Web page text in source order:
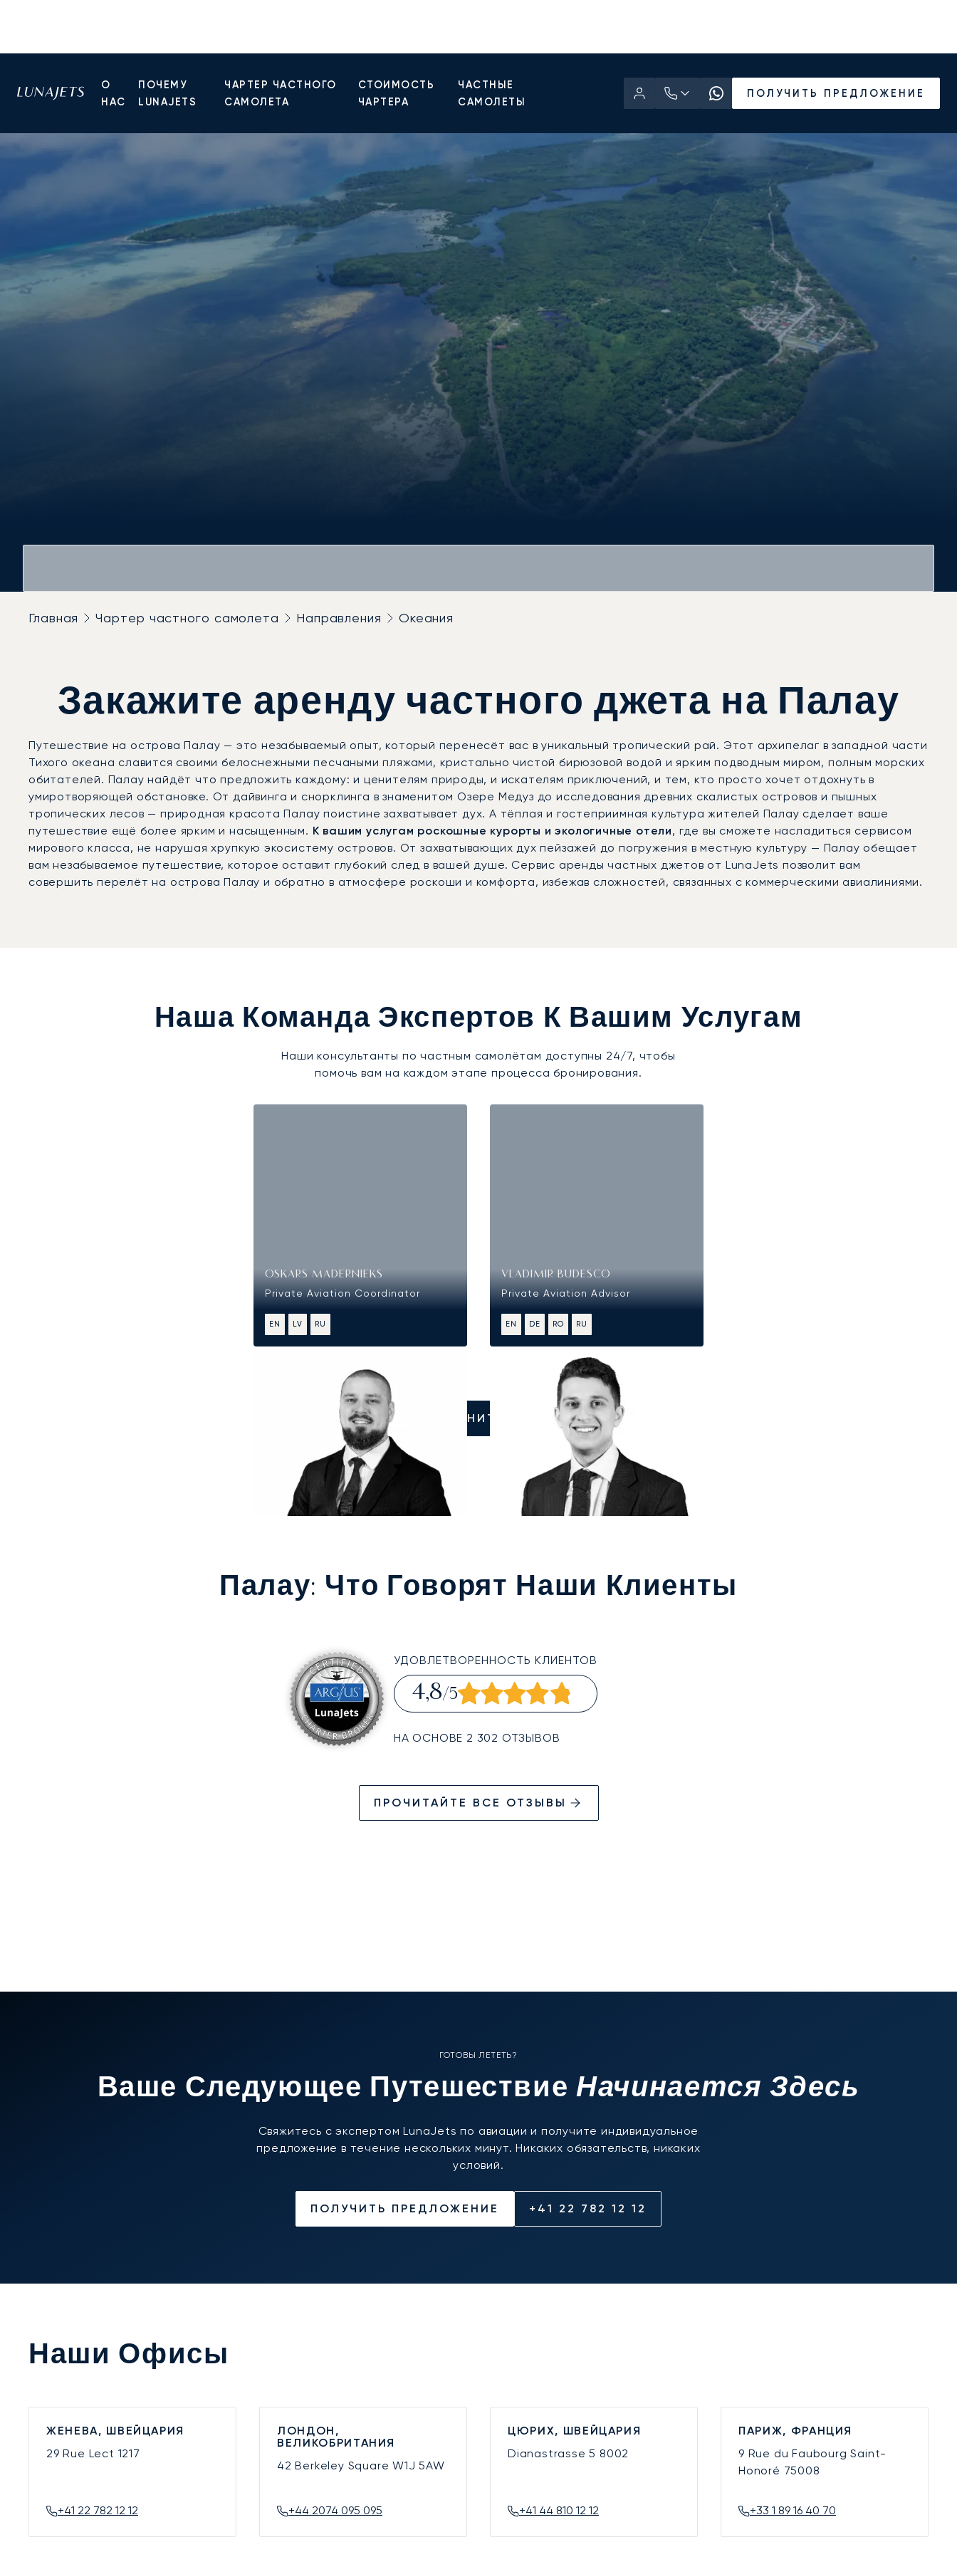
О
НАС
ПОЧЕМУ
LUNAJETS
ЧАРТЕР ЧАСТНОГО
САМОЛЕТА
СТОИМОСТЬ
ЧАРТЕРА
ЧАСТНЫЕ
САМОЛЕТЫ
ПОЛУЧИТЬ ПРЕДЛОЖЕНИЕ
Главная Чартер частного самолета Направления Океания
Закажите аренду частного джета на Палау
Путешествие на острова Палау — это незабываемый опыт, который перенесёт вас в уникальный тропический рай. Этот архипелаг в западной части
Тихого океана славится своими белоснежными песчаными пляжами, кристально чистой бирюзовой водой и ярким подводным миром, полным морских
обитателей. Палау найдёт что предложить каждому: и ценителям природы, и искателям приключений, и тем, кто просто хочет отдохнуть в
умиротворяющей обстановке. От дайвинга и снорклинга в знаменитом Озере Медуз до исследования древних скалистых островов и пышных
тропических лесов — природная красота Палау поистине захватывает дух. А тёплая и гостеприимная культура жителей Палау сделает ваше
путешествие ещё более ярким и насыщенным. К вашим услугам роскошные курорты и экологичные отели, где вы сможете насладиться сервисом
мирового класса, не нарушая хрупкую экосистему островов. От захватывающих дух пейзажей до погружения в местную культуру — Палау обещает
вам незабываемое путешествие, которое оставит глубокий след в вашей душе. Сервис аренды частных джетов от LunaJets позволит вам
совершить перелёт на острова Палау и обратно в атмосфере роскоши и комфорта, избежав сложностей, связанных с коммерческими авиалиниями.
Наша Команда Экспертов К Вашим Услугам
Наши консультанты по частным самолётам доступны 24/7, чтобы
помочь вам на каждом этапе процесса бронирования.
OSKARS MADERNIEKS
Private Aviation Coordinator
EN LV RU
VLADIMIR BUDESCO
Private Aviation Advisor
EN DE RO RU
ПОЗВОНИТЕ НАМ
Палау: Что Говорят Наши Клиенты
УДОВЛЕТВОРЕННОСТЬ КЛИЕНТОВ
4,8/5
НА ОСНОВЕ 2 302 ОТЗЫВОВ
ПРОЧИТАЙТЕ ВСЕ ОТЗЫВЫ
ГОТОВЫ ЛЕТЕТЬ?
Ваше Следующее ПутешествиеНачинается Здесь
Свяжитесь с экспертом LunaJets по авиации и получите индивидуальное
предложение в течение нескольких минут. Никаких обязательств, никаких
условий.
ПОЛУЧИТЬ ПРЕДЛОЖЕНИЕ +41 22 782 12 12
Наши Офисы
ЖЕНЕВА, ШВЕЙЦАРИЯ
29 Rue Lect 1217
+41 22 782 12 12
ЛОНДОН,
ВЕЛИКОБРИТАНИЯ
42 Berkeley SquareW1J 5AW
+44 2074 095 095
ЦЮРИХ, ШВЕЙЦАРИЯ
Dianastrasse 5 8002
+41 44 810 12 12
ПАРИЖ, ФРАНЦИЯ
9 Rue du Faubourg Saint-
Honoré 75008
+33 1 89 16 40 70